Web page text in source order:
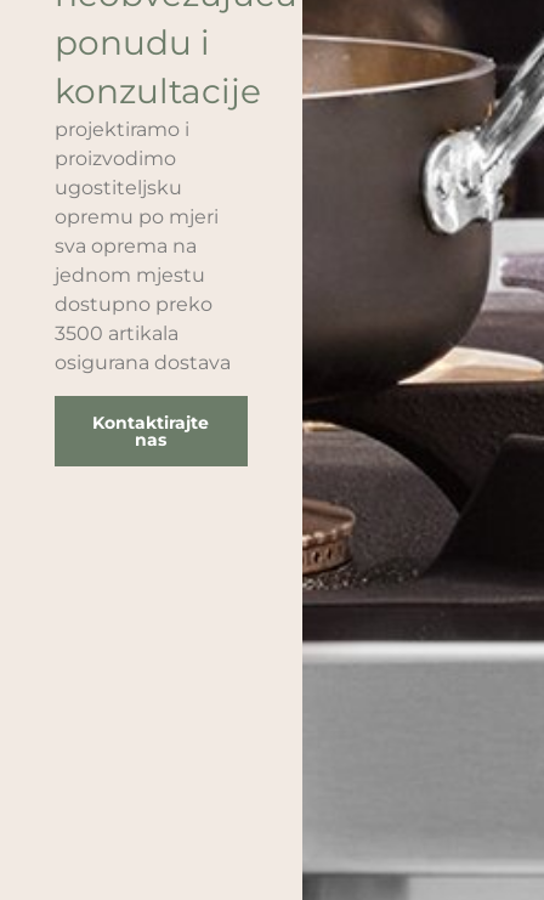
ponudu i
konzultacije
projektiramo i
proizvodimo
ugostiteljsku
opremu po mjeri
sva oprema na
jednom mjestu
dostupno preko
3500 artikala
osigurana dostava
Kontaktirajte
nas